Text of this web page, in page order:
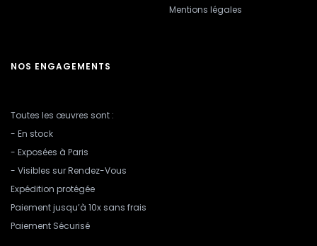
Mentions légales
NOS ENGAGEMENTS
Toutes les œuvres sont :
- En stock
- Exposées à Paris
- Visibles sur Rendez-Vous
Expédition protégée
Paiement jusqu’à 10x sans frais
Paiement Sécurisé